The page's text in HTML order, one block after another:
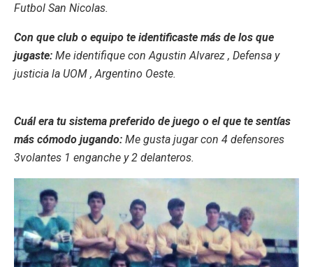
Futbol San Nicolas.
Con que club o equipo te identificaste más de los que
jugaste: Me identifique con Agustin Alvarez , Defensa y
justicia la UOM , Argentino Oeste.
Cuál era tu sistema preferido de juego o el que te sentías
más cómodo jugando: Me gusta jugar con 4 defensores
3volantes 1 enganche y 2 delanteros.